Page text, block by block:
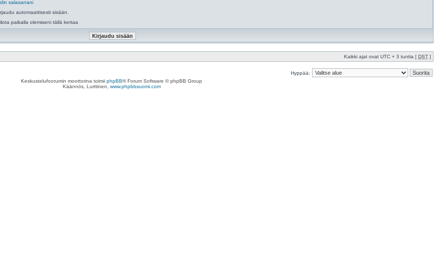
salasanani
automaattisesti sisään.
paikalla olemiseni tällä kertaa
Kaikki ajat ovat UTC + 3 tuntia [ DST ]
Hyppää:
Keskustelufoorumin moottorina toimii phpBB® Forum Software © phpBB Group
Käännös, Lurttinen, www.phpbbsuomi.com